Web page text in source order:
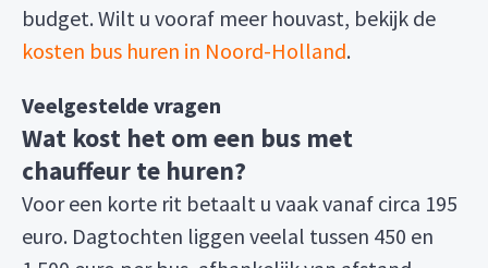
budget. Wilt u vooraf meer houvast, bekijk de
kosten bus huren in Noord-Holland.
Veelgestelde vragen
Wat kost het om een bus met
chauffeur te huren?
Voor een korte rit betaalt u vaak vanaf circa 195
euro. Dagtochten liggen veelal tussen 450 en